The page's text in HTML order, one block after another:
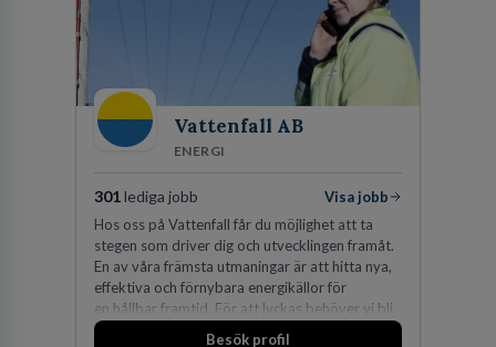
Vattenfall AB
ENERGI
301lediga jobb
Visa jobb
Hos oss på Vattenfall får du möjlighet att ta
stegen som driver dig och utvecklingen framåt.
En av våra främsta utmaningar är att hitta nya,
effektiva och förnybara energikällor för
en hållbar framtid. För att lyckas behöver vi bli
fler medarbetare som vill göra skillnad.
Besök profil